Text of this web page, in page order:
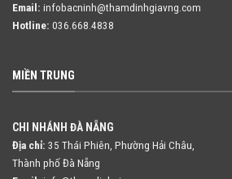
Email: infobacninh@thamdinhgiavng.com
Hotline: 036.668.4838
MIỀN TRUNG
CHI NHÁNH ĐÀ NẴNG
Địa chỉ: 35 Thái Phiên, Phường Hải Châu,
Thành phố Đà Nẵng